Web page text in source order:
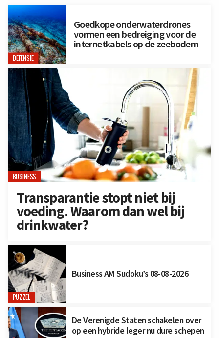
DEFENSIE
Goedkope onderwaterdrones
vormen een bedreiging voor de
internetkabels op de zeebodem
BUSINESS
Transparantie stopt niet bij
voeding. Waarom dan wel bij
drinkwater?
PUZZEL
Business AM Sudoku’s 08-08-2026
De Verenigde Staten schakelen over
op een hybride leger nu dure schepen